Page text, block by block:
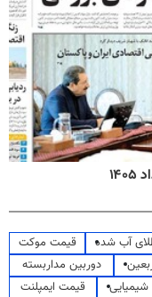
آب شده
قیمت موکت
دوربین مداربسته
قیمت ایمپلنت